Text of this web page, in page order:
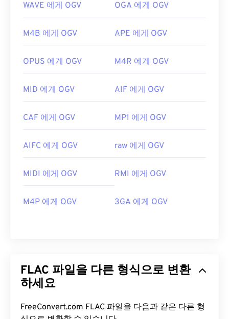
WAVE 에게 OGV OGA 에게 OGV
M4B 에게 OGV APE 에게 OGV
OPUS 에게 OGV M4R 에게 OGV
MID 에게 OGV AIF 에게 OGV
CAF 에게 OGV MP1 에게 OGV
AIFC 에게 OGV raw 에게 OGV
MIDI 에게 OGV RMI 에게 OGV
M4P 에게 OGV 3GA 에게 OGV
FLAC 파일을 다른 형식으로 변환
하세요
FreeConvert.com FLAC 파일을 다음과 같은 다른 형